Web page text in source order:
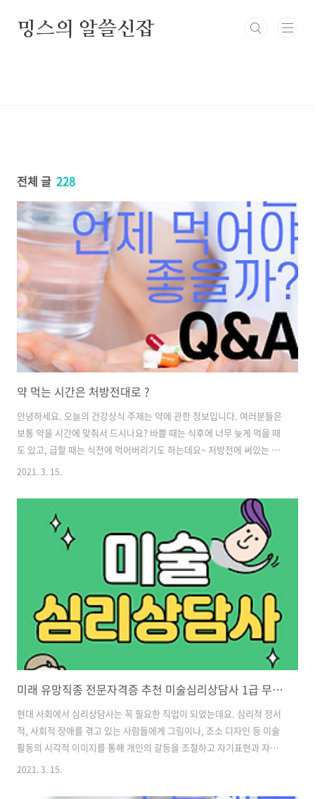
밍스의 알쓸신잡
전체 글 228
약 먹는 시간은 처방전대로 ?
안녕하세요. 오늘의 건강상식 주제는 약에 관한 정보입니다. 여러분들은
보통 약을 시간에 맞춰서 드시나요? 바쁠 때는 식후에 너무 늦게 먹을 때
도 있고, 급할 때는 식전에 먹어버리기도 하는데요~ 처방전에 써있는 식
후 30분의 시간은 꼭 지켜야 하는 걸까요? 오늘은 약을 복용하는 시간에
식전이라고 쓰여져 있는데, 모르고 식후에 먹은 적은 없으신가요? 식전
에 먹는 것과 식후에 먹는 것이 큰 차이가 없다고 생각해서는 안됩니다.
약 중에는 식후에 복용하면 위 속에서 음식물 안에 있는 성분과 반응하여
흡수율이 내려가는 약품도 있기 때문입니다. 또한 식전에 약을 먹으면 위
가 나빠진다는 이유로 약을 먹는 시간을 일부러 식후로 미루는 사람도 있
2021. 3. 15.
미래 유망직종 전문자격증 추천 미술심리상담사 1급 무료상담 자료신청
현대 사회에서 심리상담사는 꼭 필요한 직업이 되었는데요. 심리적 정서
적, 사회적 장애를 겪고 있는 사람들에게 그림이나, 조소 디자인 등 미술
활동의 시각적 이미지를 통해 개인의 갈등을 조절하고 자기표현과 자아
성장을 촉진 시키며 자기상실, 왜곡, 방어, 억제 등의 상황에서 보다 명확
2021. 3. 15.